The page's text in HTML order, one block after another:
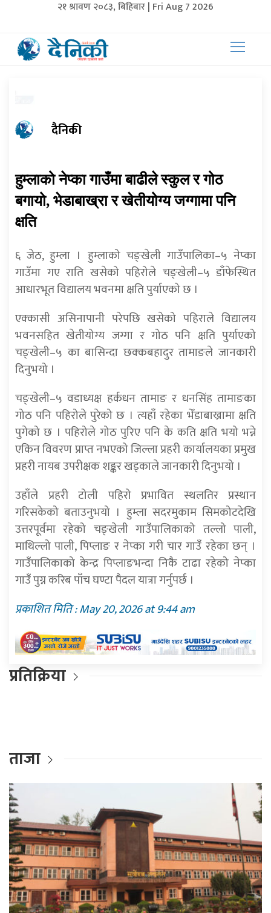
२१ श्रावण २०८३, बिहिबार | Fri Aug 7 2026
दैनिकी
हुम्लाको नेप्का गाउँमा बाढीले स्कुल र गोठ
बगायो, भेडाबाख्रा र खेतीयोग्य जग्गामा पनि
क्षति
६ जेठ, हुम्ला । हुम्लाको चङ्खेली गाउँपालिका–५ नेप्का
गाउँमा गए राति खसेको पहिरोले चङ्खेली–५ डाँफेस्थित
आधारभूत विद्यालय भवनमा क्षति पुर्याएको छ ।
एक्कासी असिनापानी परेपछि खसेको पहिराले विद्यालय
भवनसहित खेतीयोग्य जग्गा र गोठ पनि क्षति पुर्याएको
चङ्खेली–५ का बासिन्दा छक्कबहादुर तामाङले जानकारी
दिनुभयो ।
चङ्खेली–५ वडाध्यक्ष हर्कधन तामाङ र धनसिंह तामाङका
गोठ पनि पहिरोले पुरेको छ । त्यहाँ रहेका भेँडाबाख्रामा क्षति
पुगेको छ । पहिरोले गोठ पुरिए पनि के कति क्षति भयो भन्ने
एकिन विवरण प्राप्त नभएको जिल्ला प्रहरी कार्यालयका प्रमुख
प्रहरी नायब उपरीक्षक शङ्कर खड्काले जानकारी दिनुभयो ।
उहाँले प्रहरी टोली पहिरो प्रभावित स्थलतिर प्रस्थान
गरिसकेको बताउनुभयो । हुम्ला सदरमुकाम सिमकोटदेखि
उत्तरपूर्वमा रहेको चङ्खेली गाउँपालिकाको तल्लो पाली,
माथिल्लो पाली, पिप्लाङ र नेप्का गरी चार गाउँ रहेका छन् ।
गाउँपालिकाको केन्द्र पिप्लाङभन्दा निकै टाढा रहेको नेप्का
गाउँ पुग्न करिब पाँच घण्टा पैदल यात्रा गर्नुपर्छ ।
प्रकाशित मिति : May 20, 2026 at 9:44 am
प्रतिक्रिया
ताजा